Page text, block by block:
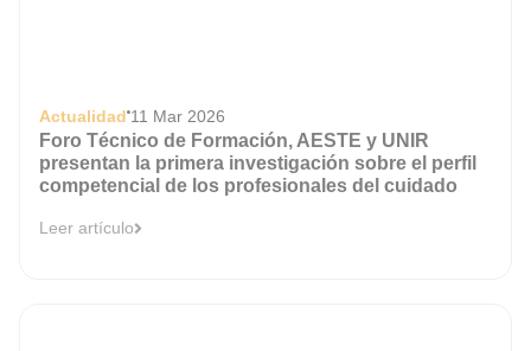
Actualidad 11 Mar 2026
Foro Técnico de Formación, AESTE y UNIR
presentan la primera investigación sobre el perfil
competencial de los profesionales del cuidado
Leer artículo